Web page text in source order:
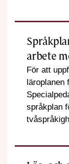
arbete
För att
läroplanen
språkplan